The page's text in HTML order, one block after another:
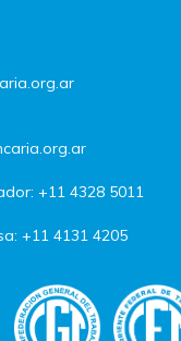
+11 4328 5011
+11 4131 4205